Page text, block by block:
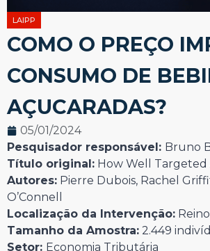
LAIPP
COMO O PREÇO
CONSUMO DE
AÇUCARADAS?
05/01/2024
Pesquisador responsável: Bruno
Título original: How Well Targeted
Autores: Pierre Dubois, Rachel
O’Connell
Localização da Intervenção:
Tamanho da Amostra: 2.449
Setor: Economia Tributária